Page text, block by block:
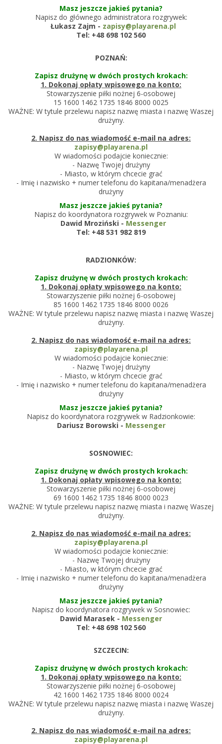
Masz jeszcze jakieś pytania?
Napisz do głównego administratora rozgrywek:
Łukasz Zajm - zapisy@playarena.pl
Tel: +48 698 102 560
POZNAŃ:
Zapisz drużynę w dwóch prostych krokach:
1. Dokonaj opłaty wpisowego na konto:
Stowarzyszenie piłki nożnej 6-osobowej
15 1600 1462 1735 1846 8000 0025
WAŻNE: W tytule przelewu napisz nazwę miasta i nazwę Waszej
drużyny.
2. Napisz do nas wiadomość e-mail na adres:
zapisy@playarena.pl
W wiadomości podajcie koniecznie:
- Nazwę Twojej drużyny
- Miasto, w którym chcecie grać
- Imię i nazwisko + numer telefonu do kapitana/menadżera
drużyny
Masz jeszcze jakieś pytania?
Napisz do koordynatora rozgrywek w Poznaniu:
Dawid Mroziński - Messenger
Tel: +48 531 982 819
RADZIONKÓW:
Zapisz drużynę w dwóch prostych krokach:
1. Dokonaj opłaty wpisowego na konto:
Stowarzyszenie piłki nożnej 6-osobowej
85 1600 1462 1735 1846 8000 0026
WAŻNE: W tytule przelewu napisz nazwę miasta i nazwę Waszej
drużyny.
2. Napisz do nas wiadomość e-mail na adres:
zapisy@playarena.pl
W wiadomości podajcie koniecznie:
- Nazwę Twojej drużyny
- Miasto, w którym chcecie grać
- Imię i nazwisko + numer telefonu do kapitana/menadżera
drużyny
Masz jeszcze jakieś pytania?
Napisz do koordynatora rozgrywek w Radzionkowie:
Dariusz Borowski - Messenger
SOSNOWIEC:
Zapisz drużynę w dwóch prostych krokach:
1. Dokonaj opłaty wpisowego na konto:
Stowarzyszenie piłki nożnej 6-osobowej
69 1600 1462 1735 1846 8000 0023
WAŻNE: W tytule przelewu napisz nazwę miasta i nazwę Waszej
drużyny.
2. Napisz do nas wiadomość e-mail na adres:
zapisy@playarena.pl
W wiadomości podajcie koniecznie:
- Nazwę Twojej drużyny
- Miasto, w którym chcecie grać
- Imię i nazwisko + numer telefonu do kapitana/menadżera
drużyny
Masz jeszcze jakieś pytania?
Napisz do koordynatora rozgrywek w Sosnowiec:
Dawid Marasek - Messenger
Tel: +48 698 102 560
SZCZECIN:
Zapisz drużynę w dwóch prostych krokach:
1. Dokonaj opłaty wpisowego na konto:
Stowarzyszenie piłki nożnej 6-osobowej
42 1600 1462 1735 1846 8000 0024
WAŻNE: W tytule przelewu napisz nazwę miasta i nazwę Waszej
drużyny.
2. Napisz do nas wiadomość e-mail na adres:
zapisy@playarena.pl